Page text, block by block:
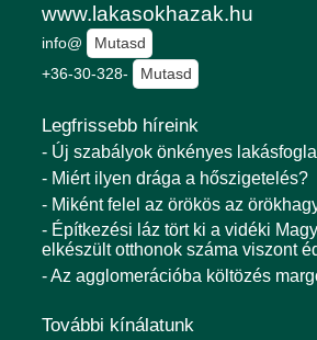
www.lakasokhazak.hu
info@
Mutasd
+36-30-328-
Mutasd
Legfrissebb híreink
- Új szabályok önkényes
- Miért ilyen drága a hőszigetelés?
- Miként felel az örökös az
- Építkezési láz tört ki a vidéki
elkészült otthonok száma viszont
- Az agglomerációba költözés
További kínálatunk